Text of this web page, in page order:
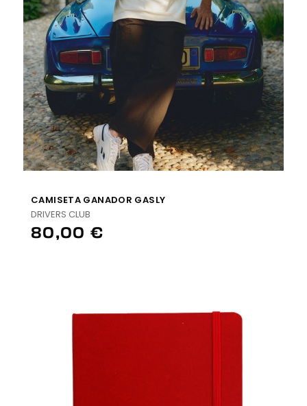
CAMISETA GANADOR GASLY
DRIVERS CLUB
80,00 €